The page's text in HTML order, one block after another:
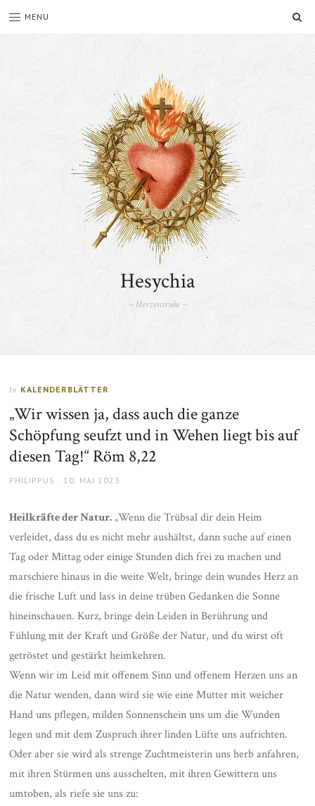
MENU
Hesychia
– Herzensruhe –
In KALENDERBLÄTTER
„Wir wissen ja, dass auch die ganze
Schöpfung seufzt und in Wehen liegt bis auf
diesen Tag!“ Röm 8,22
AUTHOR
PHILIPPUS
POSTED
10. MAI 2023
Heilkräfte der Natur. „Wenn die Trübsal dir dein Heim
verleidet, dass du es nicht mehr aushältst, dann suche auf einen
Tag oder Mittag oder einige Stunden dich frei zu machen und
marschiere hinaus in die weite Welt, bringe dein wundes Herz an
die frische Luft und lass in deine trüben Gedanken die Sonne
hineinschauen. Kurz, bringe dein Leiden in Berührung und
Fühlung mit der Kraft und Größe der Natur, und du wirst oft
getröstet und gestärkt heimkehren.
Wenn wir im Leid mit offenem Sinn und offenem Herzen uns an
die Natur wenden, dann wird sie wie eine Mutter mit weicher
Hand uns pflegen, milden Sonnenschein uns um die Wunden
legen und mit dem Zuspruch ihrer linden Lüfte uns aufrichten.
Oder aber sie wird als strenge Zuchtmeisterin uns herb anfahren,
mit ihren Stürmen uns ausschelten, mit ihren Gewittern uns
umtoben, als riefe sie uns zu: